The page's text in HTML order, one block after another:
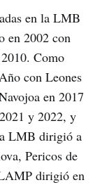
en la LMB
en 2002 con
Como
con Leones
en 2017
y 2022, y
LMB dirigió a
Pericos de
dirigió en